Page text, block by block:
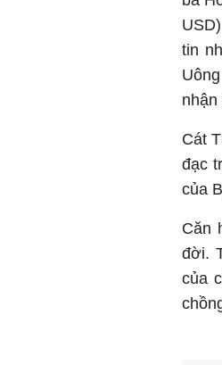
tin
nhận
Cát
đạc
của
Căn
đời.
của